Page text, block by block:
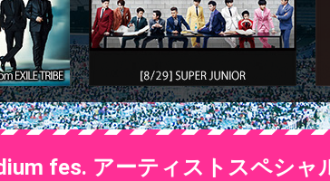
fes. アーティストスペシャ